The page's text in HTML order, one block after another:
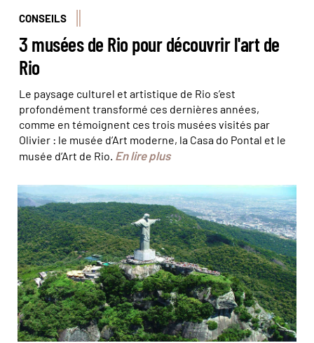
CONSEILS
3 musées de Rio pour découvrir l'art de
Rio
Le paysage culturel et artistique de Rio s’est
profondément transformé ces dernières années,
comme en témoignent ces trois musées visités par
Olivier : le musée d’Art moderne, la Casa do Pontal et le
musée d’Art de Rio. En lire plus
Le Christ veille sur le Parc National de Tijuca © icmbio